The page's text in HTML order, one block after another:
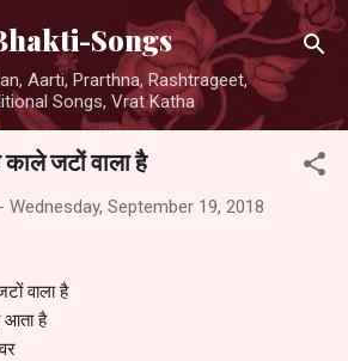
Skip to main content
Songs
Aarti, Prarthna, Rashtrageet,
Songs, Vrat Katha
जटों वाला है
- Wednesday, September 19, 2018
वाला है
आता है